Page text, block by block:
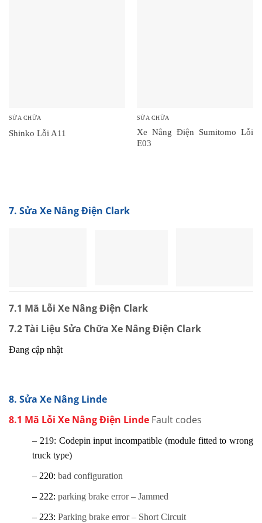
SỬA CHỮA
Shinko Lỗi A11
SỬA CHỮA
Xe Nâng Điện Sumitomo Lỗi
E03
7. Sửa Xe Nâng Điện Clark
7.1 Mã Lỗi Xe Nâng Điện Clark
7.2 Tài Liệu Sửa Chữa Xe Nâng Điện Clark
Đang cập nhật
8. Sửa Xe Nâng Linde
8.1 Mã Lỗi Xe Nâng Điện Linde Fault codes
– 219: Codepin input incompatible (module fitted to wrong
truck type)
– 220: bad configuration
– 222: parking brake error – Jammed
– 223: Parking brake error – Short Circuit